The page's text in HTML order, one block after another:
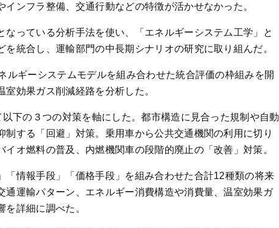
ンフラ整備、交通行動などの特徴が活かせなかった。
っている分析手法を使い、「エネルギーシステム工学」と
を統合し、運輸部門の中長期シナリオの研究に取り組んだ。
ギーシステムモデルを組み合わせた統合評価の枠組みを開
効果ガス削減経路を分析した。
下の３つの対策を軸にした。都市構造に見合った規制や自動
する「回避」対策。乗用車から公共交通機関の利用に切り
オ燃料の普及、内燃機関車の段階的廃止の「改善」対策。
情報手段」「価格手段」を組み合わせた合計12種類の将来
通運輸パターン、エネルギー消費構造や消費量、温室効果ガ
詳細に調べた。